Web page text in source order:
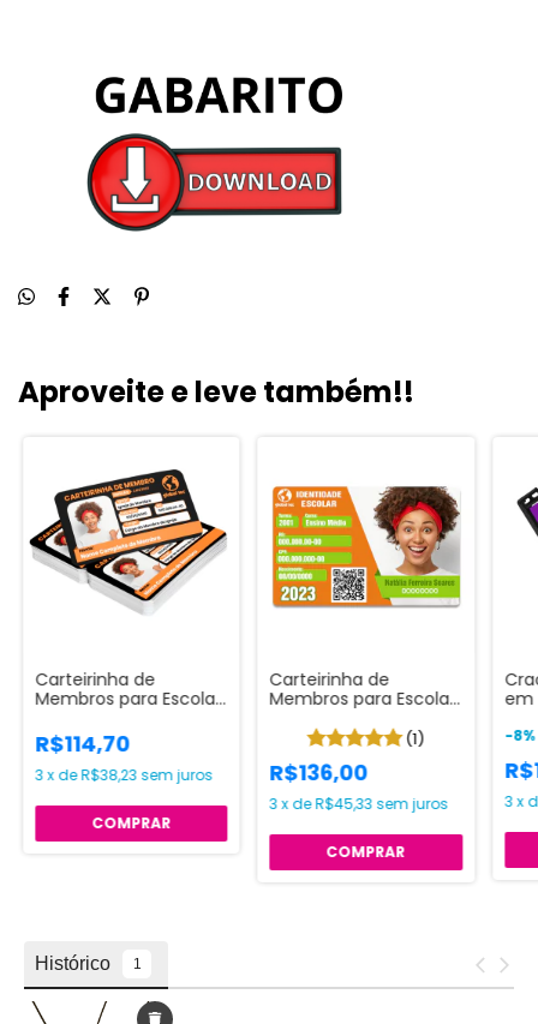
Aproveite e leve também!!
Carteirinha de
Membros para Escolas
Impressão só Frente
Colorida
R$114,70
3xdeR$38,23 sem juros
COMPRAR
Carteirinha de
Membros para Escolas
Impressão Frente e
(1)
R$136,00
3 xdeR$45,33 sem juros
COMPRAR
em
-8%
3x